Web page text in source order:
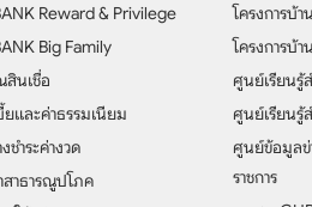
Reward & Privilege
Big Family
สินเชื่อ
และค่าธรรมเนียม
ชำระค่างวด
สาธารณูปโภค
โครงการบ้
โครงการบ้
ศูนย์เรียนรู้
ศูนย์เรียนรู้
ศูนย์ข้อมูลข่
ราชการ